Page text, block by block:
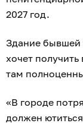
2027 год.
Здание бывшей
хочет
там
«В городе
должен